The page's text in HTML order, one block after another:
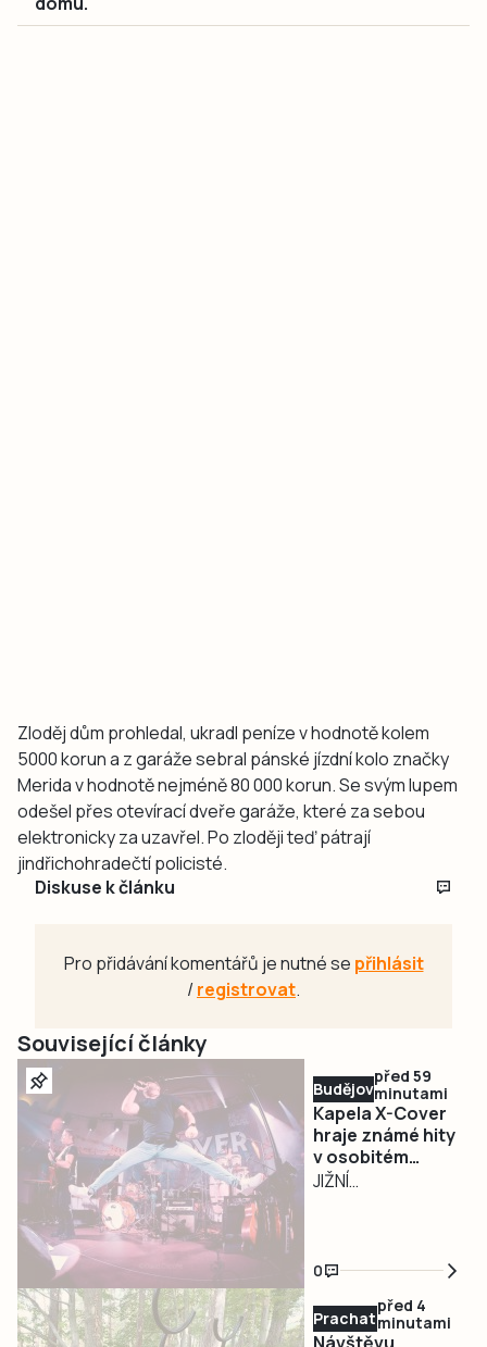
Zloděj dům prohledal, ukradl peníze v hodnotě kolem
5000 korun a z garáže sebral pánské jízdní kolo značky
Merida v hodnotě nejméně 80 000 korun. Se svým lupem
odešel přes otevírací dveře garáže, které za sebou
elektronicky za uzavřel. Po zloději teď pátrají
jindřichohradečtí policisté.
Diskuse k článku
Pro přidávání komentářů je nutné se přihlásit
/registrovat.
Související články
Prachaticko
před 4
minutami
Budějovicko
před 59
minutami
Kapela X-Cover
hraje známé hity
v osobitém
pojetí a
JIŽNÍ
scéně působí
řada cover kapel,
jen málokterá z
nich ale dokáže
0